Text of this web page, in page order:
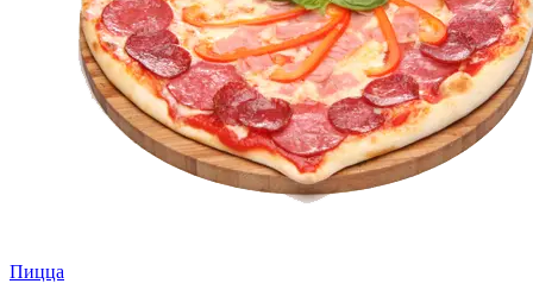
Пицца